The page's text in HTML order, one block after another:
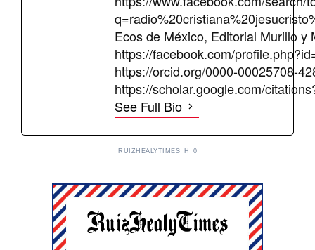
Ecos de México, Editorial Murillo y
https://facebook.com/
https://orcid.org/0000-00025708-
https://scholar.google.com/
See Full Bio
RUIZHEALYTIMES_H_0